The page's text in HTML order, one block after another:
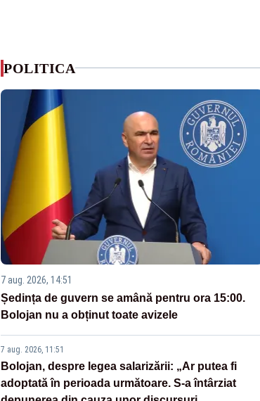
POLITICA
7 aug. 2026, 14:51
Ședința de guvern se amână pentru ora 15:00.
Bolojan nu a obținut toate avizele
7 aug. 2026, 11:51
Bolojan, despre legea salarizării: „Ar putea fi
adoptată în perioada următoare. S-a întârziat